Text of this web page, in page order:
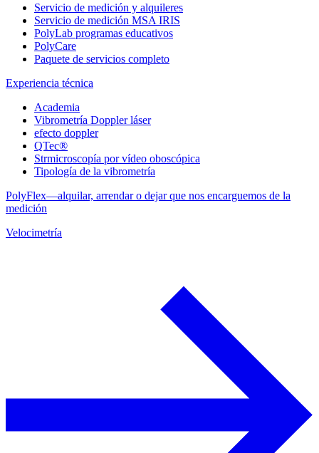
Servicio de medición y alquileres
Servicio de medición MSA IRIS
PolyLab programas educativos
PolyCare
Paquete de servicios completo
Experiencia técnica
Academia
Vibrometría Doppler láser
efecto doppler
QTec®
Strmicroscopía por vídeo oboscópica
Tipología de la vibrometría
PolyFlex—alquilar, arrendar o dejar que nos encarguemos de la
medición
Velocimetría